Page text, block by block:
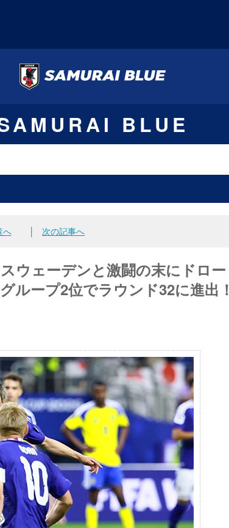
BLUE
へ 次の記事へ
ウェーデンと激闘の末にドロー
ループ2位でラウンド32に進出！